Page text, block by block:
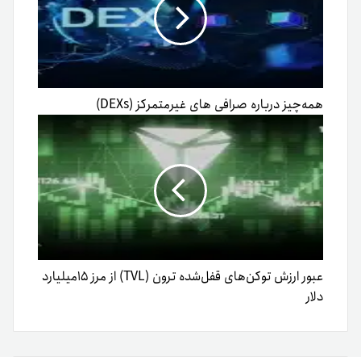
همه‌چیز درباره صرافی های غیر‌متمرکز (DEXs)
عبور ارزش توکن‌های قفل‌شده ترون (TVL) از مرز ۱۵میلیارد
دلار